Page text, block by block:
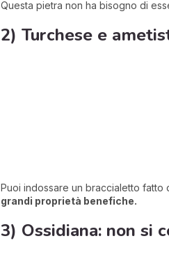
Questa pietra non ha bisogno di
2) Turchese e
Puoi indossare un braccialetto fatto
grandi proprietà benefiche.
3) Ossidiana: non si